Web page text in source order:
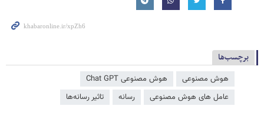
برچسب‌ها
هوش مصنوعی
هوش مصنوعی Chat GPT
عامل‌ های هوش مصنوعی
رسانه تاثیر رسانه‌ها